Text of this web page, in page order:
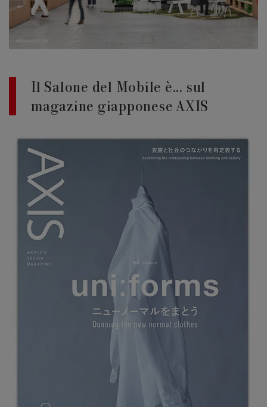
Edizione
Il Salone del Mobile è... sul
magazine giapponese AXIS